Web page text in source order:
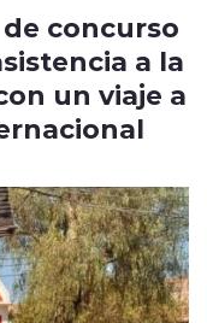
concurso
a la
un viaje a